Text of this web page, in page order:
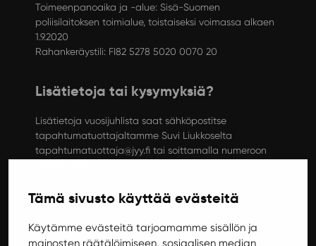
Tämä sivusto käyttää evästeitä
Käytämme evästeitä tarjoamamme sisällön ja
mainosten räätälöimiseen, sosiaalisen median
Toimeenpanoaika ja -alue: Sisä-Suomen
poliisilaitoksen toimialue, toistaiseksi voimassa alkaen
1.9.2020
Rahankeräystili: FI82 5278 5020 0070 20
Lisätietoja tai kysymyksiä?
Lisätietoja vuosijuhlista saat sähköpostitse
tapahtumatuottajaltamme Suvi Liukkoselta
tapahtumatuottaja@jyy.fi tai soittamalla numeroon
Yhteistyökumppanit
Soihtu